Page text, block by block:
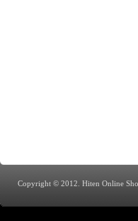
Copyright © 2012. Hiten Online